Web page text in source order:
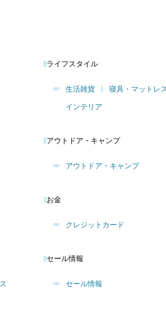
ライフスタイル
生活雑貨
寝具・マットレス
インテリア
アウトドア・キャンプ
アウトドア・キャンプ
お金
クレジットカード
セール情報
セール情報